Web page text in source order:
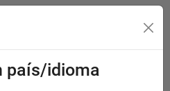
país/idioma